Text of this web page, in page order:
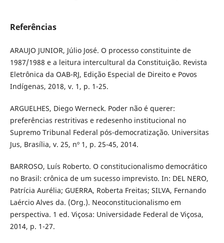
Referências
ARAUJO JUNIOR, Júlio José. O processo constituinte de
1987/1988 e a leitura intercultural da Constituição. Revista
Eletrônica da OAB-RJ, Edição Especial de Direito e Povos
Indígenas, 2018, v. 1, p. 1-25.
ARGUELHES, Diego Werneck. Poder não é querer:
preferências restritivas e redesenho institucional no
Supremo Tribunal Federal pós-democratização. Universitas
Jus, Brasília, v. 25, nº 1, p. 25-45, 2014.
BARROSO, Luís Roberto. O constitucionalismo democrático
no Brasil: crônica de um sucesso imprevisto. In: DEL NERO,
Patrícia Aurélia; GUERRA, Roberta Freitas; SILVA, Fernando
Laércio Alves da. (Org.). Neoconstitucionalismo em
perspectiva. 1 ed. Viçosa: Universidade Federal de Viçosa,
2014, p. 1-27.